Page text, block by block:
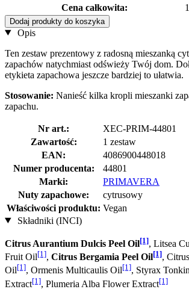
Cena całkowita:
Dodaj produkty do koszyka
Opis
Ten zestaw prezentowy z radosną mieszanką
zapachów natychmiast odświeży Twój dom.
etykieta zapachowa jeszcze bardziej to ułatwia.
Stosowanie: Nanieść kilka kropli mieszanki
zapachu.
Nr art.:
XEC-PRIM-44801
Zawartość:
1 zestaw
EAN:
4086900448018
Numer producenta:
44801
Marki:
PRIMAVERA
Nuty zapachowe:
cytrusowy
Właściwości produktu: Vegan
Składniki (INCI)
Citrus Aurantium Dulcis Peel Oil[1], Litsea
Fruit Oil[1], Citrus Bergamia Peel Oil[1],
Oil[1], Ormenis Multicaulis Oil[1], Styrax
Extract[1], Plumeria Alba Flower Extract[1]